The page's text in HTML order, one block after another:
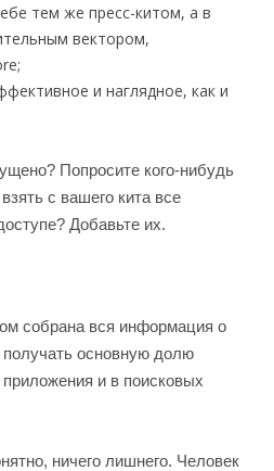
тем же пресс-китом, а в
вектором,
и наглядное, как и
Попросите кого-нибудь
с вашего кита все
Добавьте их.
собрана вся информация о
основную долю
и в поисковых
ничего лишнего. Человек